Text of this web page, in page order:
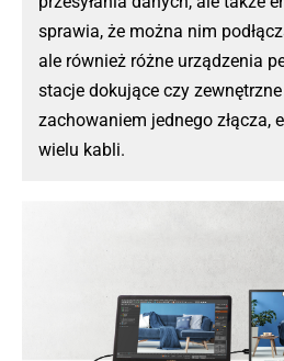
sprawia, że można nim
ale również różne urządzenia
stacje dokujące czy
zachowaniem jednego złącza,
wielu kabli.